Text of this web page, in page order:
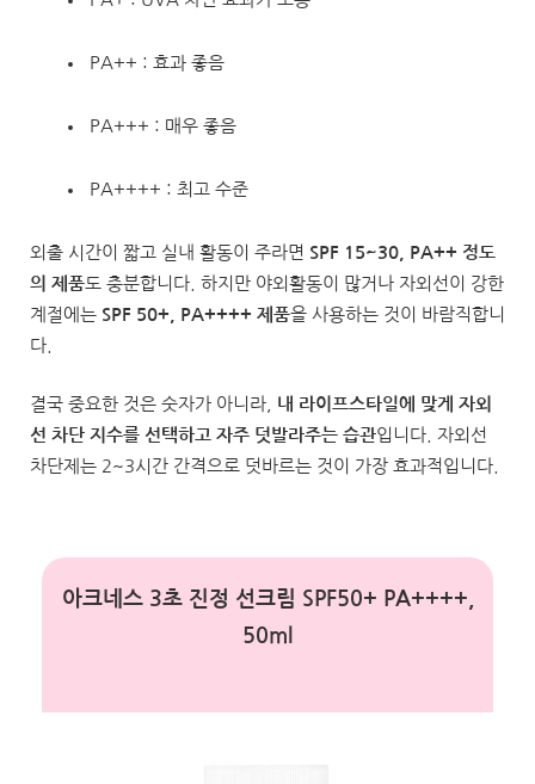
PA++ : 효과 좋음
PA+++ : 매우 좋음
PA++++ : 최고 수준
외출 시간이 짧고 실내 활동이 주라면 SPF 15~30, PA++ 정도
의 제품도 충분합니다. 하지만 야외활동이 많거나 자외선이 강한
계절에는 SPF 50+, PA++++ 제품을 사용하는 것이 바람직합니
다.
결국 중요한 것은 숫자가 아니라, 내 라이프스타일에 맞게 자외
선 차단 지수를 선택하고 자주 덧발라주는 습관입니다. 자외선
차단제는 2~3시간 간격으로 덧바르는 것이 가장 효과적입니다.
아크네스 3초 진정 선크림 SPF50+ PA++++,
50ml